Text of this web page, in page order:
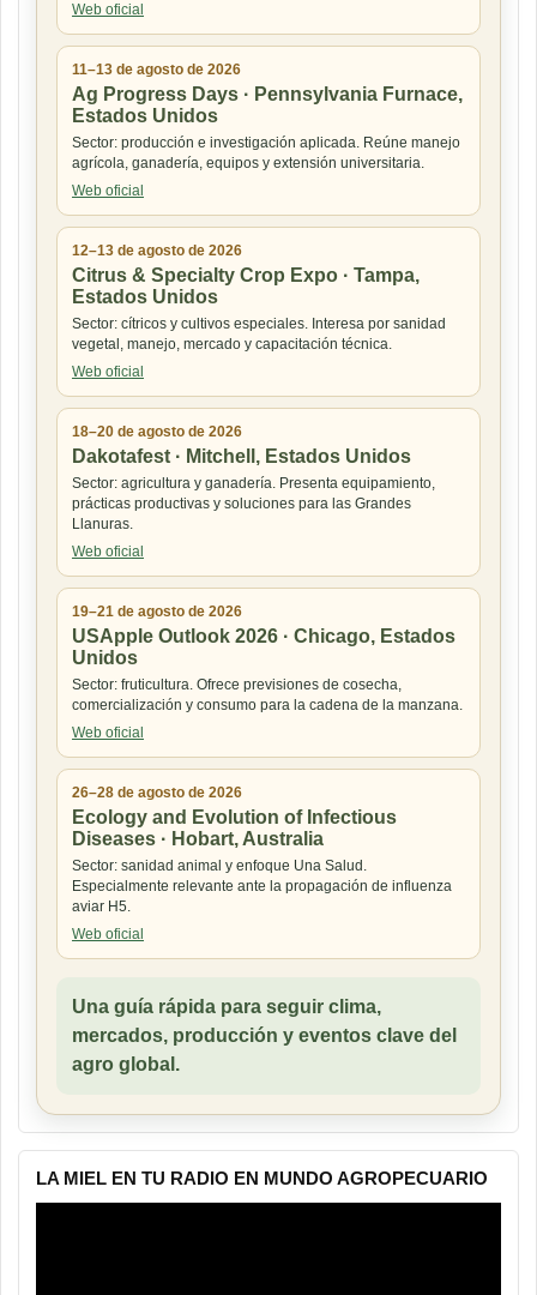
Web oficial
11–13 de agosto de 2026
Ag Progress Days · Pennsylvania Furnace,
Estados Unidos
Sector: producción e investigación aplicada. Reúne manejo
agrícola, ganadería, equipos y extensión universitaria.
Web oficial
12–13 de agosto de 2026
Citrus & Specialty Crop Expo · Tampa,
Estados Unidos
Sector: cítricos y cultivos especiales. Interesa por sanidad
vegetal, manejo, mercado y capacitación técnica.
Web oficial
18–20 de agosto de 2026
Dakotafest · Mitchell, Estados Unidos
Sector: agricultura y ganadería. Presenta equipamiento,
prácticas productivas y soluciones para las Grandes
Llanuras.
Web oficial
19–21 de agosto de 2026
USApple Outlook 2026 · Chicago, Estados
Unidos
Sector: fruticultura. Ofrece previsiones de cosecha,
comercialización y consumo para la cadena de la manzana.
Web oficial
26–28 de agosto de 2026
Ecology and Evolution of Infectious
Diseases · Hobart, Australia
Sector: sanidad animal y enfoque Una Salud.
Especialmente relevante ante la propagación de influenza
aviar H5.
Web oficial
Una guía rápida para seguir clima,
mercados, producción y eventos clave del
agro global.
LA MIEL EN TU RADIO EN MUNDO AGROPECUARIO